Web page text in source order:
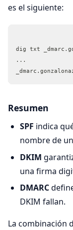
es el siguiente:
dig txt
...
Resumen
SPF indica
nombre de
DKIM
una firma
DMARC
DKIM fallan.
La combinación